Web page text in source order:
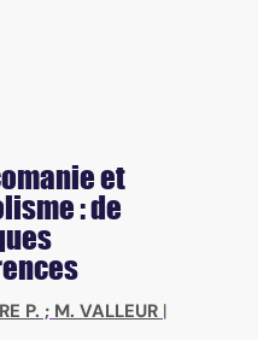
et
: de
P. ; M. VALLEUR |